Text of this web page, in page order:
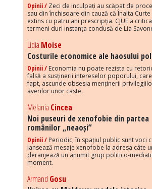
Opinii / Zeci de inculpați au scăpat de
sau din închisoare din cauză că Înalta Curte
extins cu patru ani prescripția. CJUE a
termeni duri instanța condusă de Lia
Lidia Moise
Costurile economice ale haosului
Opinii / Economia nu poate rezista cu
falsă a susținerii intereselor poporului,
fapt, ascunde obsesia menținerii
averilor unor caste.
Melania Cincea
Noi puseuri de xenofobie din partea
românilor „neaoși”
Opinii / Periodic, în spațiul public sunt voci
lansează mesaje xenofobe la adresa câte
deranjează un anumit grup politico-
moment.
Armand Gosu